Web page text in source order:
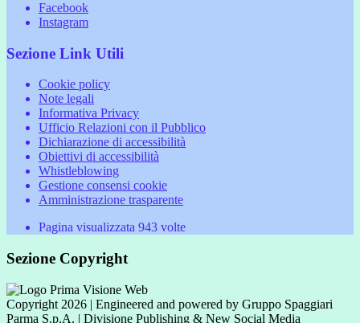
Facebook
Instagram
Sezione Link Utili
Cookie policy
Note legali
Informativa Privacy
Ufficio Relazioni con il Pubblico
Dichiarazione di accessibilità
Obiettivi di accessibilità
Whistleblowing
Gestione consensi cookie
Amministrazione trasparente
Pagina visualizzata 943 volte
Sezione Copyright
Copyright 2026 | Engineered and powered by Gruppo Spaggiari
Parma S.p.A. | Divisione Publishing & New Social Media